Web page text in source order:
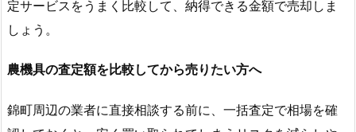
定サービスをうまく比較して、納得できる金額で売却しま
しょう。
農機具の査定額を比較してから売りたい方へ
錦町周辺の業者に直接相談する前に、一括査定で相場を確